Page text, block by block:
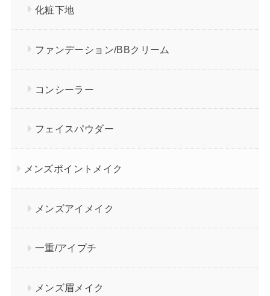
化粧下地
ファンデーション/BBクリーム
コンシーラー
フェイスパウダー
メンズポイントメイク
メンズアイメイク
一重/アイプチ
メンズ眉メイク